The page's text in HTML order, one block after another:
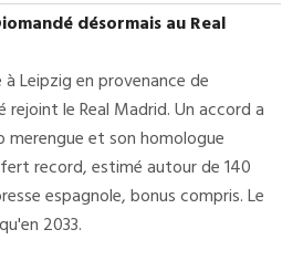
désormais au Real
Leipzig en provenance de
rejoint le Real Madrid. Un accord a
et son homologue
record, estimé autour de 140
espagnole, bonus compris. Le
2033.